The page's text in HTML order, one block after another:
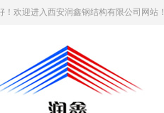
！欢迎进入西安润鑫钢结构有限公司网站！